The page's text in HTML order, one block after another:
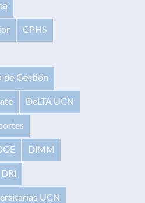
CPHS
de Gestión
DeLTA UCN
DIMM
DRI
UCN